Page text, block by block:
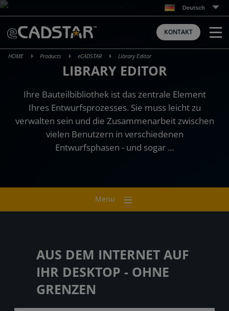
Skip
to
content
Deutsch
KONTAKT
HOME Products eCADSTAR Library Editor
LIBRARY EDITOR
Ihre Bauteilbibliothek ist das zentrale Element
Ihres Entwurfsprozesses. Sie muss leicht zu
verwalten sein und die Zusammenarbeit zwischen
vielen Benutzern in verschiedenen
Entwurfsphasen - und sogar ...
Menu
AUS DEM INTERNET AUF
IHR DESKTOP - OHNE
GRENZEN